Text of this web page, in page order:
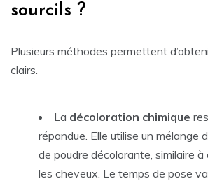
sourcils ?
Plusieurs méthodes permettent
clairs.
La décoloration chimique
répandue. Elle utilise un mélange
de poudre décolorante, similaire à
les cheveux. Le temps de pose